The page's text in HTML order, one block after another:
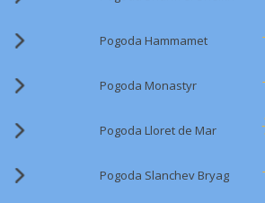
Pogoda Hammamet
Pogoda Monastyr
Pogoda Lloret de Mar
Pogoda Slanchev Bryag